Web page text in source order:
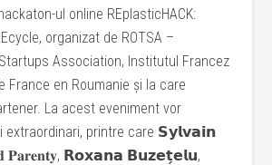
ul online REplasticHACK:
organizat de ROTSA –
Association, Institutul Francez
France en Roumanie și la care
La acest eveniment vor
extraordinari, printre care 𝗦𝘆𝗹𝘃𝗮𝗶𝗻
𝐏𝐚𝐫𝐞𝐧𝐭𝐲, 𝗥𝗼𝘅𝗮𝗻𝗮 𝗕𝘂𝘇𝗲𝘁̗𝗲𝗹𝘂,